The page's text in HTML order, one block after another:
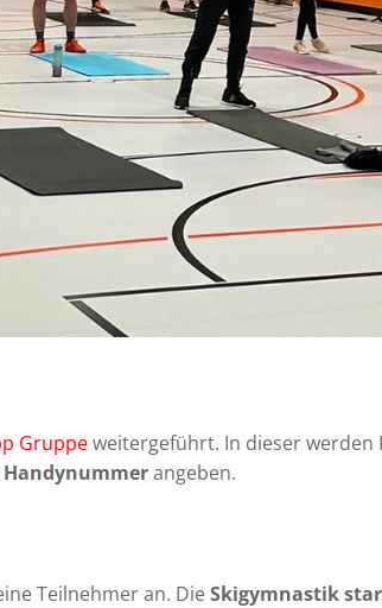
Gruppeweitergeführt. In dieser werden
Handynummerangeben.
Teilnehmer an. DieSkigymnastik